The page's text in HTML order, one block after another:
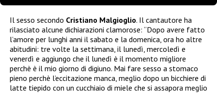
Il sesso secondo Cristiano Malgioglio. Il cantautore ha
rilasciato alcune dichiarazioni clamorose: “Dopo avere fatto
l’amore per lunghi anni il sabato e la domenica, ora ho altre
abitudini: tre volte la settimana, il lunedì, mercoledì e
venerdì e aggiungo che il lunedì è il momento migliore
perchè è il mio giorno di digiuno. Mai fare sesso a stomaco
pieno perchè l’eccitazione manca, meglio dopo un bicchiere di
latte tiepido con un cucchiaio di miele che si assapora meglio